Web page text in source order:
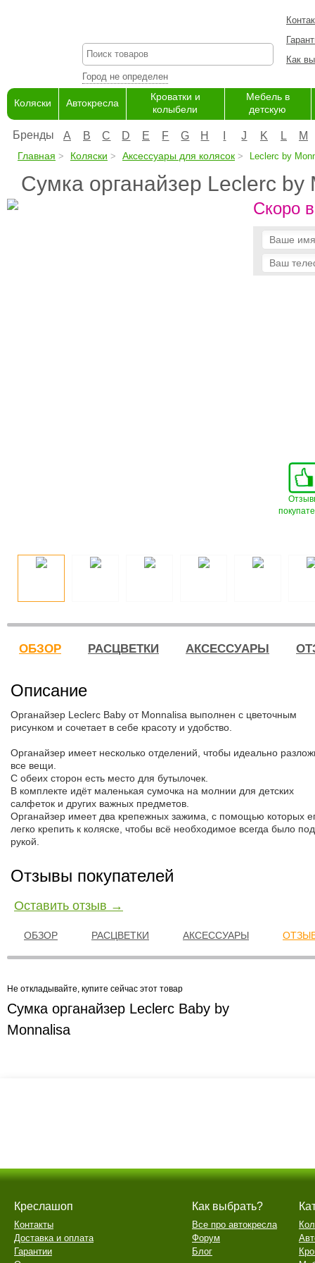
Город не определен
Как
Коляски Автокресла
Кроватки и
колыбели
Мебель в
детскую
Бренды A B C D E F G H J K L M
Главная Коляски Аксессуары для колясок Leclerc by
Сумка органайзер Leclerc by
Скоро
ОБЗОР РАСЦВЕТКИ АКСЕССУАРЫ
Описание
Органайзер Leclerc Baby от Monnalisa выполнен с цветочным
рисунком и сочетает в себе красоту и удобство.
Органайзер имеет несколько отделений, чтобы идеально
все вещи.
С обеих сторон есть место для бутылочек.
В комплекте идёт маленькая сумочка на молнии для детских
салфеток и других важных предметов.
Органайзер имеет два крепежных зажима, с помощью которых
легко крепить к коляске, чтобы всё необходимое всегда было под
рукой.
Отзывы покупателей
Оставить отзыв →
ОБЗОР РАСЦВЕТКИ АКСЕССУАРЫ
Не откладывайте, купите сейчас этот товар
Сумка органайзер Leclerc Baby by
Monnalisa
Креслашоп
Контакты
Доставка и оплата
Гарантии
Как выбрать?
Все про автокресла
Форум
Блог